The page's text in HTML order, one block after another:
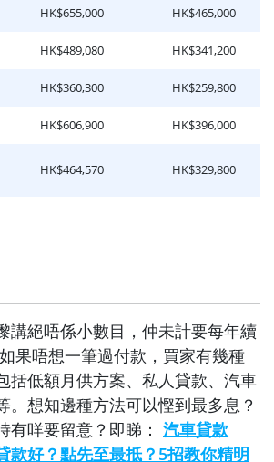
HK$655,000 HK$465,000
HK$489,080 HK$341,200
HK$360,300 HK$259,800
HK$606,900 HK$396,000
HK$464,570 HK$329,800
講絕唔係小數目，仲未計要每年續
如果唔想一筆過付款，買家有幾種
括低額月供方案、私人貸款、汽車
。想知邊種方法可以慳到最多息？
有咩要留意？即睇： 汽車貸款
款好？點先至最抵？5招教你精明